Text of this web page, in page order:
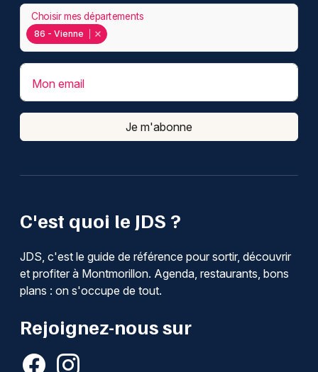
C'est quoi le JDS ?
JDS, c'est le guide de référence pour sortir, découvrir
et profiter à Montmorillon. Agenda, restaurants, bons
plans : on s'occupe de tout.
Rejoignez-nous sur
86 - Vienne
Choisir mes départements
Mon email
Je m'abonne